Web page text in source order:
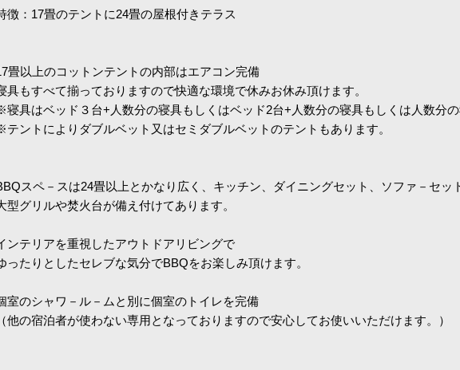
徴：17畳のテントに24畳の屋根付きテラス
畳以上のコットンテントの内部はエアコン完備
具もすべて揃っておりますので快適な環境で休みお休み頂けます。
寝具はベッド３台+人数分の寝具もしくはベッド2台+人数分の寝具もしくは人数分の
テントによりダブルベット又はセミダブルベットのテントもあります。
スペ－スは24畳以上とかなり広く、キッチン、ダイニングセット、ソファ－セッ
型グリルや焚火台が備え付けてあります。
ンテリアを重視したアウトドアリビングで
ったりとしたセレブな気分でBBQをお楽しみ頂けます。
室のシャワ－ル－ムと別に個室のトイレを完備
（他の宿泊者が使わない専用となっておりますので安心してお使いいただけます。）